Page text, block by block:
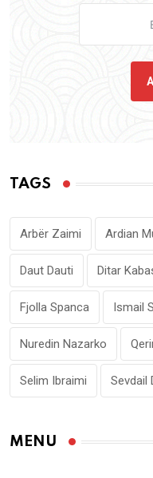
TAGS
Arbër Zaimi Ardian
Daut Dauti Ditar
Fjolla Spanca Ismail
Nuredin Nazarko
Selim Ibraimi Sevdail
MENU